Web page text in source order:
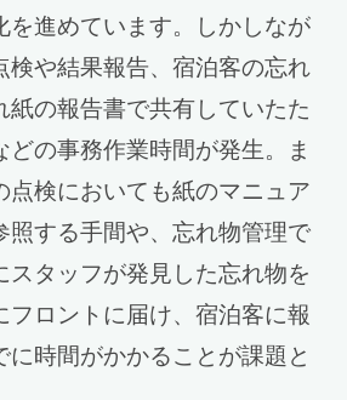
を進めています。しかしなが
検や結果報告、宿泊客の忘れ
紙の報告書で共有していたた
どの事務作業時間が発生。ま
点検においても紙のマニュア
照する手間や、忘れ物管理で
スタッフが発見した忘れ物を
フロントに届け、宿泊客に報
に時間がかかることが課題と